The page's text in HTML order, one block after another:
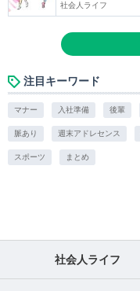
社会人ライフ
注目キーワード
マナー 入社準備 後輩
脈あり 週末アドレセンス
スポーツ まとめ
社会人ライフ